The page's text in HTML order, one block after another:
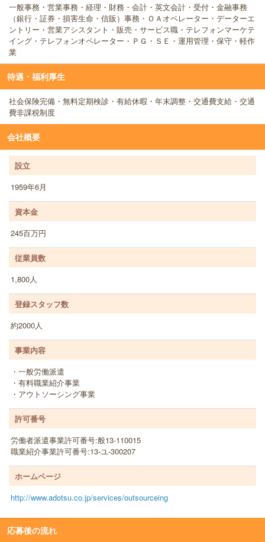
一般事務・営業事務・経理・財務・会計・英文会計・受付・金融事務
（銀行・証券・損害生命・信販）事務・ＯＡオペレーター・データーエ
ントリー・営業アシスタント・販売・サービス職・テレフォンマーケテ
イング・テレフォンオペレーター・ＰＧ・ＳＥ・運用管理・保守・軽作
業
待遇・福利厚生
社会保険完備・無料定期検診・有給休暇・年末調整・交通費支給・交通
費非課税制度
会社概要
設立
1959年6月
資本金
245百万円
従業員数
1,800人
登録スタッフ数
約2000人
事業内容
・一般労働派遣
・有料職業紹介事業
・アウトソーシング事業
許可番号
労働者派遣事業許可番号:般13-110015
職業紹介事業許可番号:13-ユ-300207
ホームページ
http://www.adotsu.co.jp/services/outsourceing
応募後の流れ